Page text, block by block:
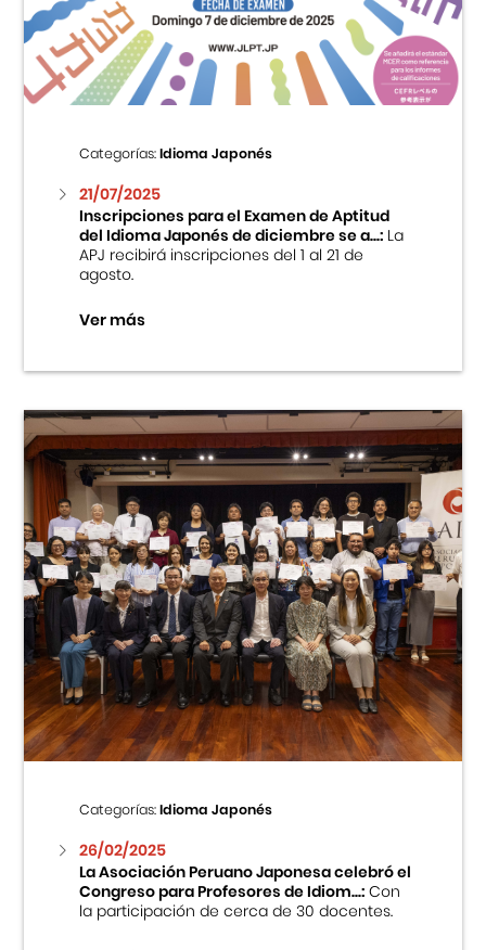
Centro Cultural Peruano Japonés
Cursos
Museo de la Inmigración Japonesa
Fondo Editorial
Teatro Peruano Japonés
Categorías:Idioma Japonés
21/07/2025
Inscripciones para el Examen de Aptitud
del Idioma Japonés de diciembre se a...:La
APJ recibirá inscripciones del 1 al 21 de
agosto.
Ver más
Categorías:Idioma Japonés
26/02/2025
La Asociación Peruano Japonesa celebró el
Congreso para Profesores de Idiom...:Con
la participación de cerca de 30 docentes.